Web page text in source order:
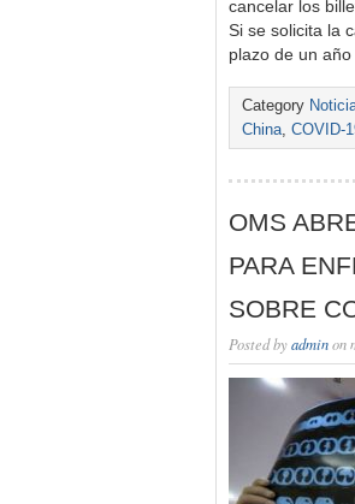
cancelar los
Si se solicita la
plazo de un
Category
China, COVID-
OMS
PARA
SOBRE
Posted byadminon